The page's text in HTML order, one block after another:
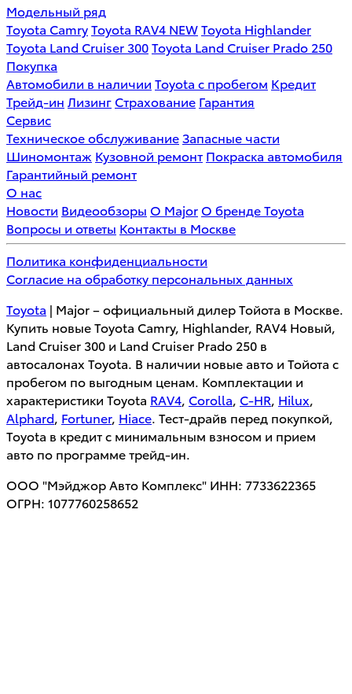
Модельный ряд
Toyota CamryToyota RAV4 NEWToyota Highlander
Toyota Land Cruiser 300Toyota Land Cruiser Prado 250
Покупка
Автомобили в наличии Toyota с пробегом Кредит
Трейд-ин Лизинг Страхование Гарантия
Сервис
Техническое обслуживаниеЗапасные части
Шиномонтаж Кузовной ремонт Покраска автомобиля
Гарантийный ремонт
О нас
Новости Видеообзоры О Major О бренде Toyota
Вопросы и ответы Контакты в Москве
Политика конфиденциальности
Согласие на обработку персональных данных
Toyota | Major – официальный дилер Тойота в Москве.
Купить новые Toyota Camry, Highlander, RAV4 Новый,
Land Cruiser 300 и Land Cruiser Prado 250 в
автосалонах Toyota. В наличии новые авто и Тойота с
пробегом по выгодным ценам. Комплектации и
характеристики Toyota RAV4, Corolla, C-HR, Hilux,
Alphard, Fortuner, Hiace. Тест-драйв перед покупкой,
Toyota в кредит с минимальным взносом и прием
авто по программе трейд-ин.
ООО "Мэйджор Авто Комплекс" ИНН: 7733622365
ОГРН: 1077760258652